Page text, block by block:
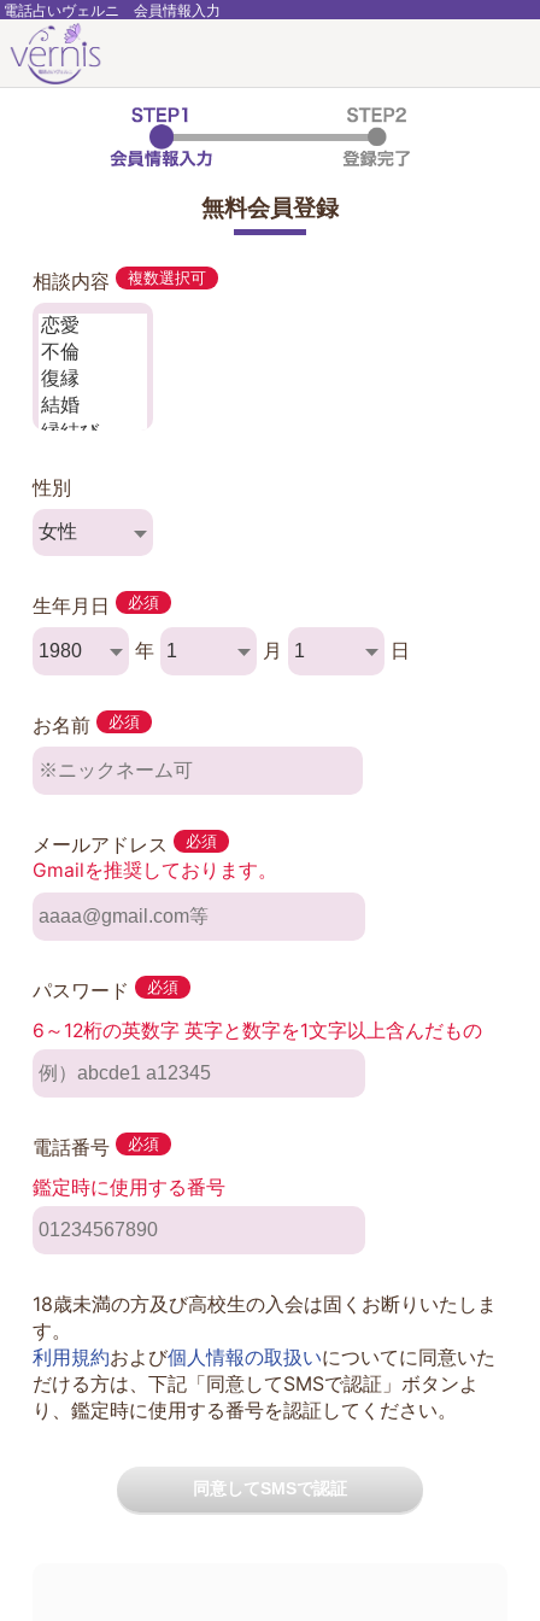
電話占いヴェルニ 会員情報入力
無料会員登録
相談内容 複数選択可
性別
生年月日 必須
年 月 日
お名前 必須
メールアドレス 必須
Gmailを推奨しております。
パスワード 必須
6～12桁の英数字 英字と数字を1文字以上含んだもの
電話番号 必須
鑑定時に使用する番号
18歳未満の方及び高校生の入会は固くお断りいたしま
す。
利用規約および個人情報の取扱いについてに同意いた
だける方は、下記「同意してSMSで認証」ボタンよ
り、鑑定時に使用する番号を認証してください。
同意してSMSで認証